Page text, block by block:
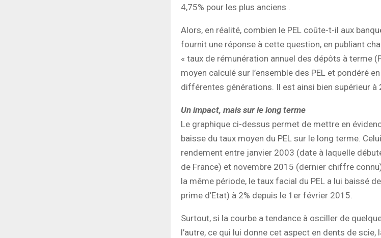
4,75% pour les plus anciens .
Alors, en réalité, combien le PEL coûte-t-il aux
fournit une réponse à cette question, en publiant
« taux de rémunération annuel des dépôts à terme
moyen calculé sur l’ensemble des PEL et pondéré
différentes générations. Il est ainsi bien supérieur à
Un impact, mais sur le long terme
Le graphique ci-dessus permet de mettre en
baisse du taux moyen du PEL sur le long terme.
rendement entre janvier 2003 (date à laquelle
de France) et novembre 2015 (dernier chiffre
la même période, le taux facial du PEL a lui baissé
prime d’Etat) à 2% depuis le 1er février 2015.
Surtout, si la courbe a tendance à osciller de
l’autre, ce qui lui donne cet aspect en dents de scie,